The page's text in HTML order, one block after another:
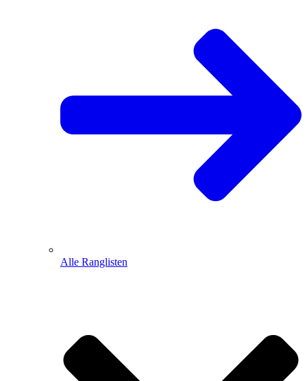
Alle Ranglisten